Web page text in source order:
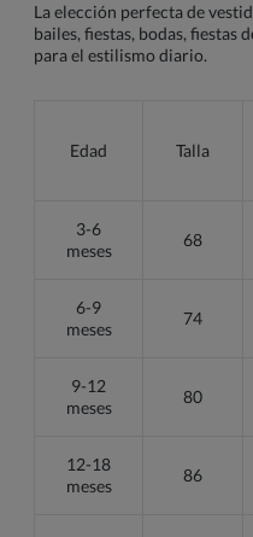
La elección perfecta de
bailes, fiestas, bodas, fiestas
para el estilismo diario.
Edad Talla
3-6
meses
68
6-9
meses
74
9-12
meses
80
12-18
meses
86